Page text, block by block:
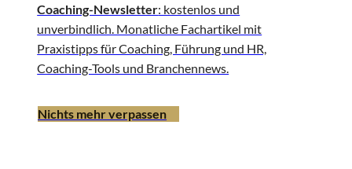
Coaching-Newsletter: kostenlos und
unverbindlich. Monatliche Fachartikel mit
Praxistipps für Coaching, Führung und HR,
Coaching-Tools und Branchennews.
Nichts mehr verpassen